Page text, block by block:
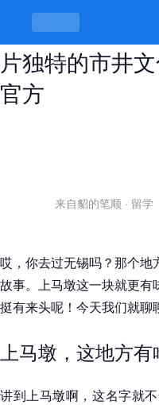
无锡上马墩的
片独特的市井
官方
来自貂的笔顺 · 留学
哎，你去过无锡吗？那个
故事。上马墩这一块就更
挺有来头呢！今天我们就聊
上马墩，这地方有
讲到上马墩啊，这名字就